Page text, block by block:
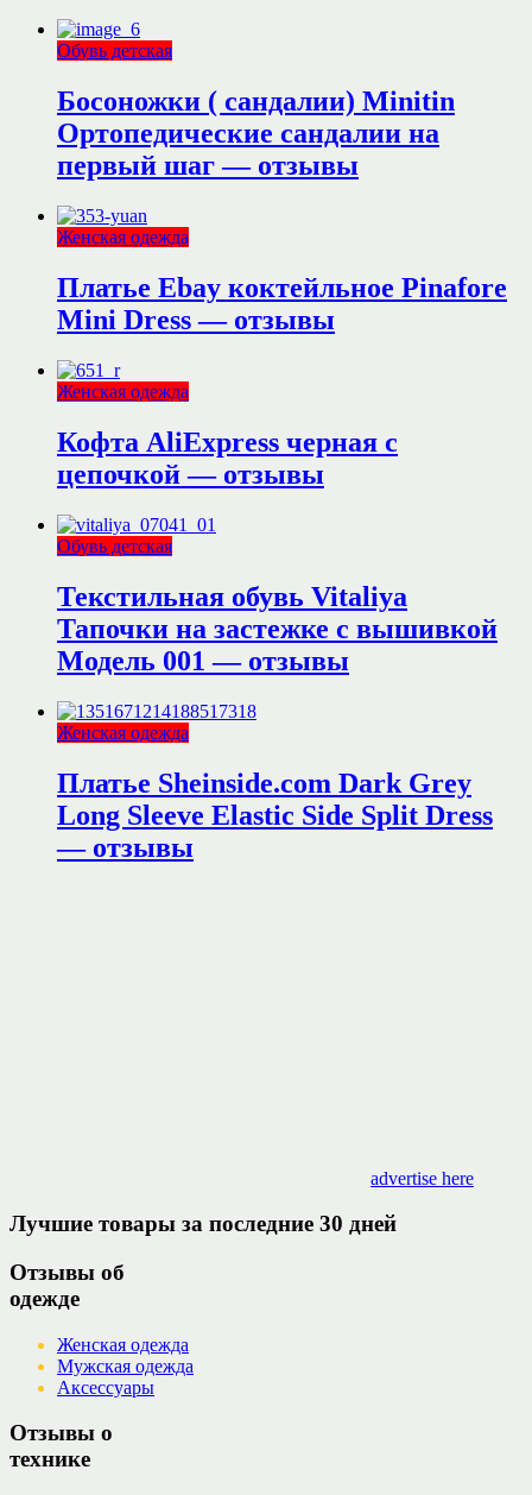
Обувь детская
Босоножки ( сандалии) Minitin
Ортопедические сандалии на
первый шаг — отзывы
Женская одежда
Платье Ebay коктейльное Pinafore
Mini Dress — отзывы
Женская одежда
Кофта AliExpress черная с
цепочкой — отзывы
Обувь детская
Текстильная обувь Vitaliya
Тапочки на застежке с вышивкой
Модель 001 — отзывы
Женская одежда
Платье Sheinside.com Dark Grey
Long Sleeve Elastic Side Split Dress
— отзывы
advertise here
Лучшие товары за последние 30 дней
Отзывы об
одежде
Женская одежда
Мужская одежда
Аксессуары
Отзывы о
технике